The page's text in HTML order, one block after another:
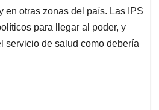
en otras zonas del país. Las IPS
para llegar al poder, y
servicio de salud como debería